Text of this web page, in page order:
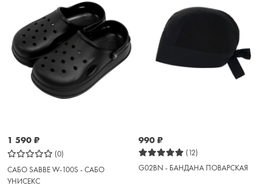
1 590 ₽
(0)
САБО SABBE W-100S - САБО
УНИСЕКС
990 ₽
(12)
G02BN - БАНДАНА ПОВАРСКАЯ